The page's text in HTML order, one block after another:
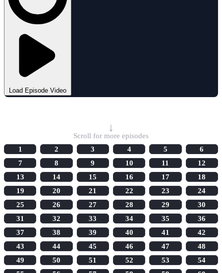
Load Episode Video
↓
Scroll for more episodes
1
2 3 4 5
6
7
8 9 10 11
12
13
14 15 16 17
18
19
20 21 22 23
24
25
26 27 28 29
30
31
32 33 34 35
36
37
38 39 40 41
42
43
44 45 46 47
48
49
50 51 52 53
54